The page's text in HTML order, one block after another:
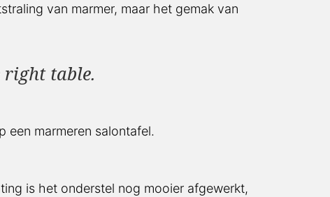
van marmer, maar het gemak van
right table.
een marmeren salontafel.
is het onderstel nog mooier afgewerkt,